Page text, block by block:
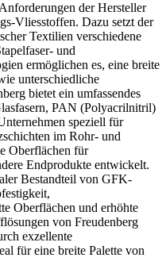
der Hersteller
Vliesstoffen. Dazu setzt der
Textilien verschiedene
und
ermöglichen es, eine breite
unterschiedliche
bietet ein umfassendes
PAN (Polyacrilnitril)
speziell für
im Rohr- und
Oberflächen für
Endprodukte entwickelt.
Bestandteil von GFK-
Oberflächen und erhöhte
von Freudenberg
exzellente
für eine breite Palette von